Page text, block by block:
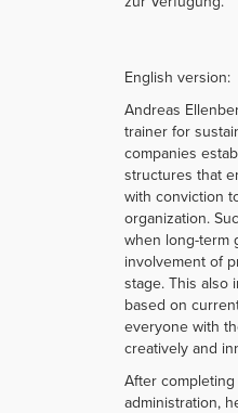
English version:
Andreas
trainer for
companies
structures that
with conviction
organization.
when long-term
involvement of
stage. This also
based on
everyone with
creatively and
After
administration,